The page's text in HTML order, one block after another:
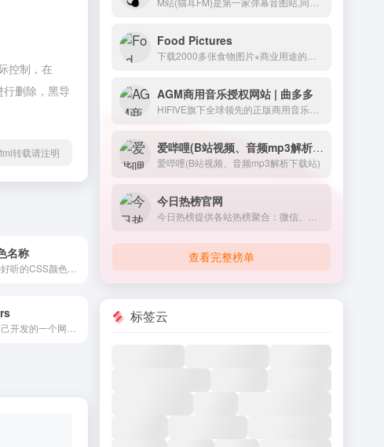
控制，在
删除，黑导
转载请注明
名称
Food Pictures
AGM商用音乐授权网站 | 曲多多
爱哔哩(B站视频、音频mp3解析下载站)
爱哔哩(B站视频、音频mp3解析下载站)
今日热榜官网
查看完整榜单
标签云